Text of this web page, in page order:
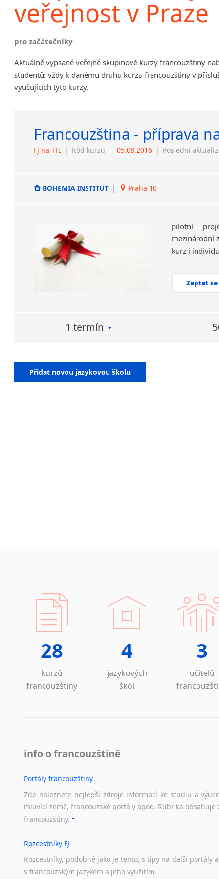
veřejnost v Praze
pro začátečníky
Aktuálně vypsané veřejné skupinové kurzy francouzštiny
studentů; vždy k danému druhu kurzu francouzštiny v
vyučujících tyto kurzy.
Francouzština - příprava
Fj na TFI | Kód kurzu 05.08.2016 | Poslední
BOHEMIA INSTITUT | Praha 10
pilotní
mezinárodní
kurz i
Zeptat
1 termín
Přidat novou jazykovou školu
28
kurzů
francouzštiny
4
jazykových
škol
3
učitelů
info o francouzštině
Portály francouzštiny
Zde naleznete nejlepší zdroje informací ke studiu a
mluvící země, francouzské portály apod. Rubrika
francouzštiny.
Rozcestníky FJ
Rozcestníky, podobné jako je tento, s tipy na další portály a
s francouzským jazykem a jeho využitím.